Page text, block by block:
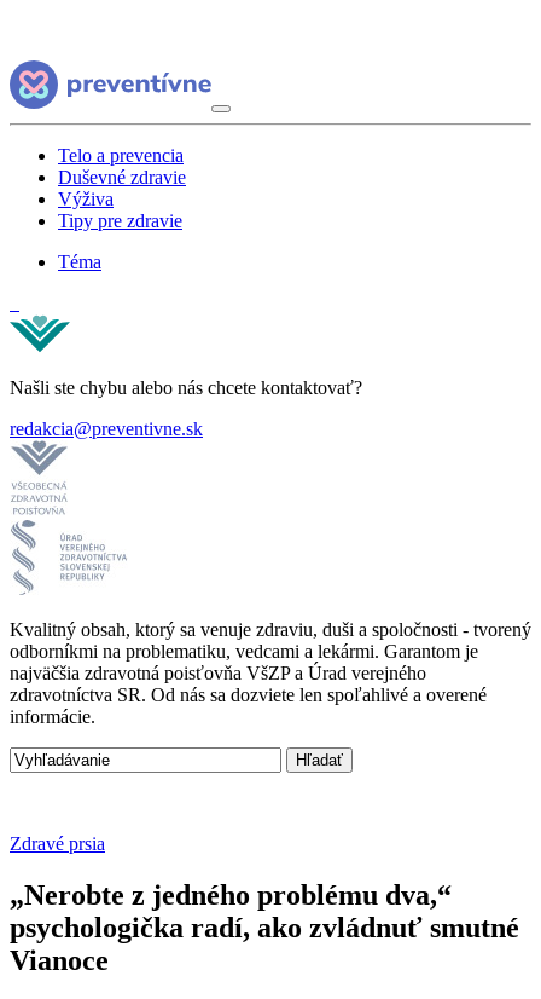
Telo a prevencia
Duševné zdravie
Výživa
Tipy pre zdravie
Téma
Našli ste chybu alebo nás chcete kontaktovať?
redakcia@preventivne.sk
Kvalitný obsah, ktorý sa venuje zdraviu, duši a spoločnosti - tvorený
odborníkmi na problematiku, vedcami a lekármi. Garantom je
najväčšia zdravotná poisťovňa VšZP a Úrad verejného
zdravotníctva SR. Od nás sa dozviete len spoľahlivé a overené
informácie.
Zdravé prsia
„Nerobte z jedného problému dva,“
psychologička radí, ako zvládnuť smutné
Vianoce